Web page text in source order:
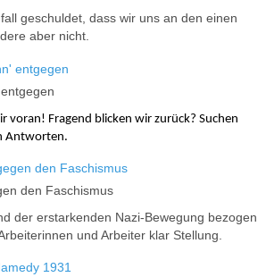
geschuldet, dass wir uns an den einen
aber nicht.
voran! Fragend blicken wir zurück? Suchen
Antworten.
den Faschismus
der erstarkenden Nazi-Bewegung bezogen
und Arbeiter klar Stellung.